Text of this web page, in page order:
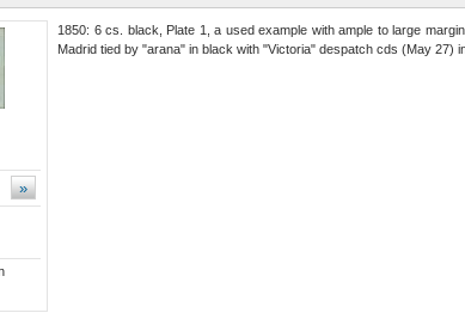
»
1850: 6 cs. black, Plate 1, a used example with ample to large
Madrid tied by "arana" in black with "Victoria" despatch cds (May 27)